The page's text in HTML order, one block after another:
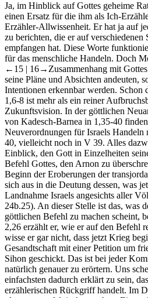
Ja, im Hinblick auf Gottes geheime
einen Ersatz für die ihm als Ich-
Erzähler-Allwissenheit. Er hat ja auf
zu berichten, die er auf verschiedenen
empfangen hat. Diese Worte
für das menschliche Handeln. Doch
←15 | 16→ Zusammenhang mit
seine Pläne und Absichten andeuten,
Intentionen erkennbar werden. Schon
1,6-8 ist mehr als ein reiner
Zukunftsvision. In der göttlichen
von Kadesch-Barnea in 1,35-40
Neuverordnungen für Israels
40, vielleicht noch in V 39. Alles
Einblick, den Gott in Einzelheiten
Befehl Gottes, den Arnon zu
Beginn der Eroberungen der
sich aus in die Deutung dessen, was
Landnahme Israels angesichts aller
24b.25). An dieser Stelle ist das, was
göttlichen Befehl zu machen scheint,
2,26 erzählt er, wie er auf den Befehl
wisse er gar nicht, dass jetzt Krieg
Gesandtschaft mit einer Petition um
Sihon geschickt. Das ist bei jeder
natürlich genauer zu erörtern. Uns
einfachsten dadurch erklärt zu sein,
erzählerischen Rückgriff handelt. Im